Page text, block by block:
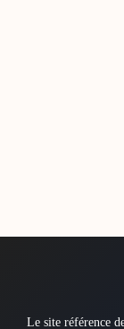
Le site référence